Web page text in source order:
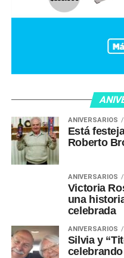
ANIVERSARIOS
Está
Roberto
ANIVERSARIOS
Victoria
una
celebrada
ANIVERSARIOS
Silvia y